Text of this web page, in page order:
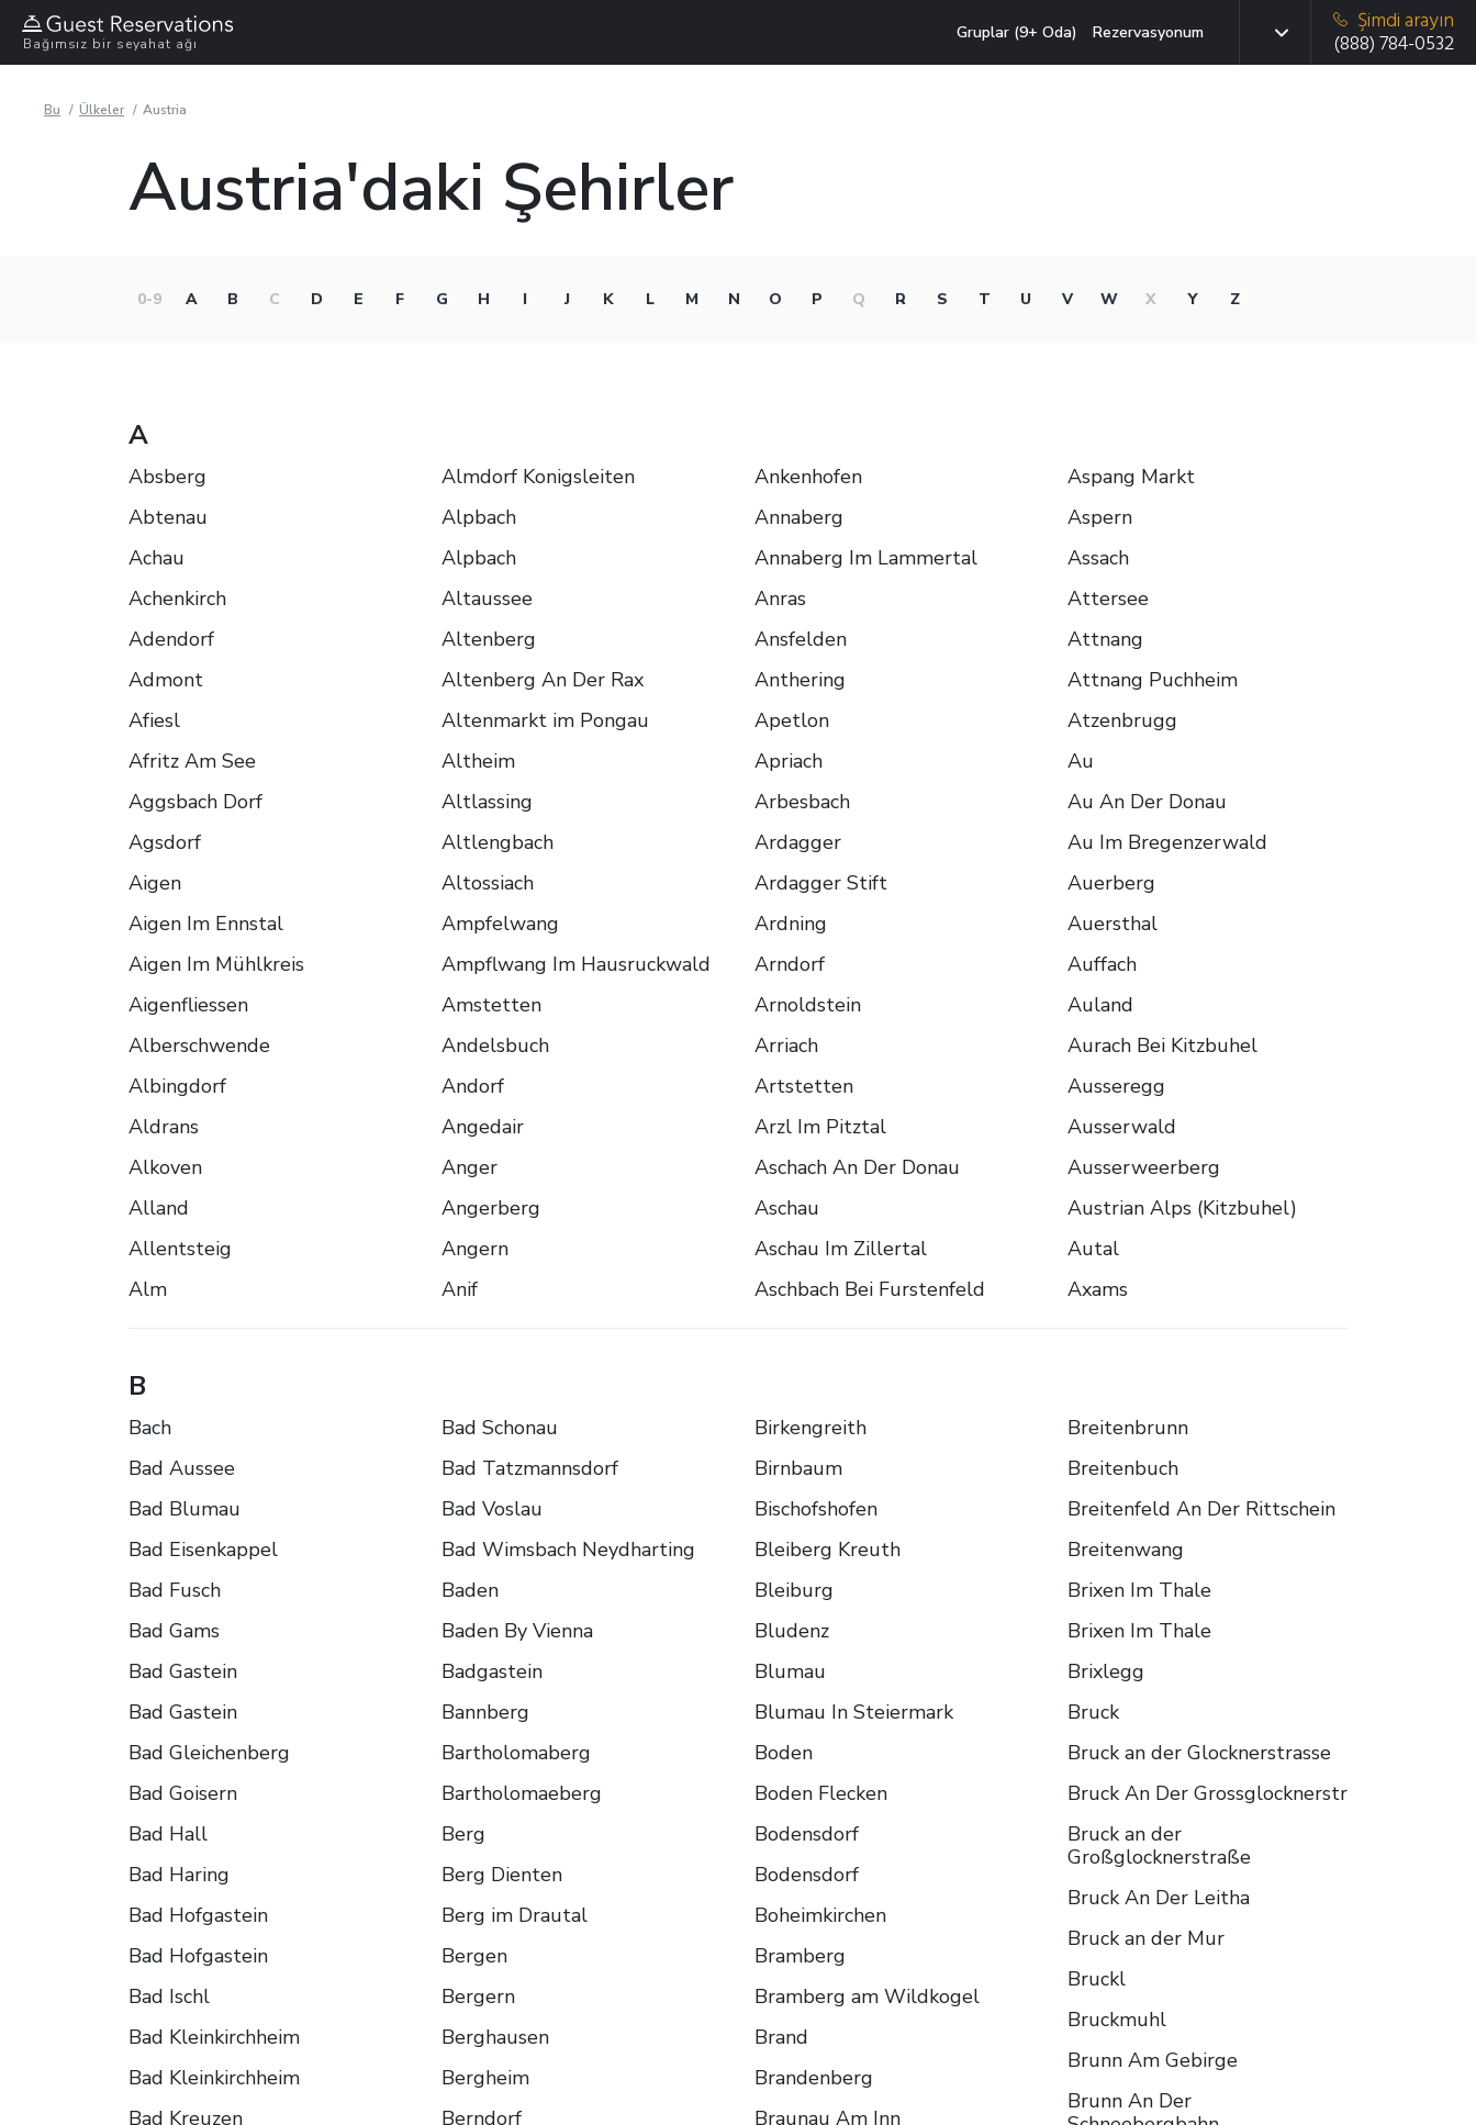
Bağımsız bir seyahat ağı
Gruplar (9+ Oda) Rezervasyonum
Şimdi arayın
(888) 784-0532
Bu Ülkeler Austria
Austria'daki Şehirler
0-9 A B C D E F G H I J K L M N O P Q R S T U V W X Y Z
A
Absberg
Abtenau
Achau
Achenkirch
Adendorf
Admont
Afiesl
Afritz Am See
Aggsbach Dorf
Agsdorf
Aigen
Aigen Im Ennstal
Aigen Im Mühlkreis
Aigenfliessen
Alberschwende
Albingdorf
Aldrans
Alkoven
Alland
Allentsteig
Alm
Almdorf Konigsleiten
Alpbach
Alpbach
Altaussee
Altenberg
Altenberg An Der Rax
Altenmarkt im Pongau
Altheim
Altlassing
Altlengbach
Altossiach
Ampfelwang
Ampflwang Im Hausruckwald
Amstetten
Andelsbuch
Andorf
Angedair
Anger
Angerberg
Angern
Anif
Ankenhofen
Annaberg
Annaberg Im Lammertal
Anras
Ansfelden
Anthering
Apetlon
Apriach
Arbesbach
Ardagger
Ardagger Stift
Ardning
Arndorf
Arnoldstein
Arriach
Artstetten
Arzl Im Pitztal
Aschach An Der Donau
Aschau
Aschau Im Zillertal
Aschbach Bei Furstenfeld
Aspang Markt
Aspern
Assach
Attersee
Attnang
Attnang Puchheim
Atzenbrugg
Au
Au An Der Donau
Au Im Bregenzerwald
Auerberg
Auersthal
Auffach
Auland
Aurach Bei Kitzbuhel
Ausseregg
Ausserwald
Ausserweerberg
Austrian Alps (Kitzbuhel)
Autal
Axams
B
Bach
Bad Aussee
Bad Blumau
Bad Eisenkappel
Bad Fusch
Bad Gams
Bad Gastein
Bad Gastein
Bad Gleichenberg
Bad Goisern
Bad Hall
Bad Haring
Bad Hofgastein
Bad Hofgastein
Bad Ischl
Bad Kleinkirchheim
Bad Kleinkirchheim
Bad Kreuzen
Bad Schonau
Bad Tatzmannsdorf
Bad Voslau
Bad Wimsbach Neydharting
Baden
Baden By Vienna
Badgastein
Bannberg
Bartholomaberg
Bartholomaeberg
Berg
Berg Dienten
Berg im Drautal
Bergen
Bergern
Berghausen
Bergheim
Berndorf
Birkengreith
Birnbaum
Bischofshofen
Bleiberg Kreuth
Bleiburg
Bludenz
Blumau
Blumau In Steiermark
Boden
Boden Flecken
Bodensdorf
Bodensdorf
Boheimkirchen
Bramberg
Bramberg am Wildkogel
Brand
Brandenberg
Braunau Am Inn
Breitenbrunn
Breitenbuch
Breitenfeld An Der Rittschein
Breitenwang
Brixen Im Thale
Brixen Im Thale
Brixlegg
Bruck
Bruck an der Glocknerstrasse
Bruck An Der Grossglocknerstr
Bruck an der
Großglocknerstraße
Bruck An Der Leitha
Bruck an der Mur
Bruckl
Bruckmuhl
Brunn Am Gebirge
Brunn An Der